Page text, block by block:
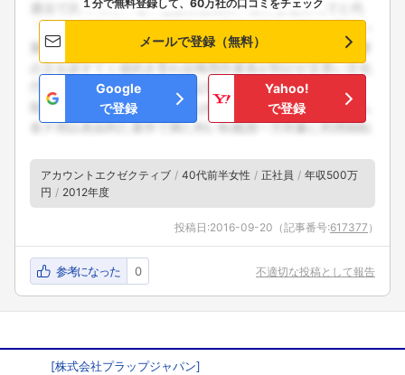
１分で無料登録して、60万社の口コミをチェック
メールで登録（無料）
Google
で登録
Yahoo!
で登録
アカウントエクゼクティブ 40代前半女性 正社員
年収500万
円
2012年度
投稿日:2016-09-20 （記事番号:617377 ）
参考になった 0 不適切な投稿として報告
[株式会社プラップジャパン]